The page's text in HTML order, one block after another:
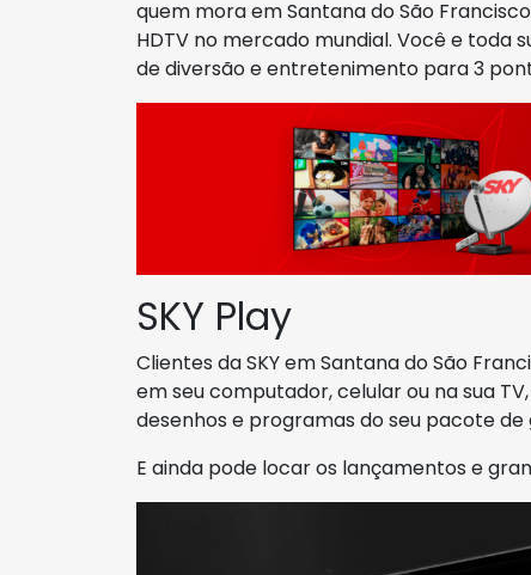
quem mora em Santana do São
HDTV no mercado mundial. Você e
de diversão e entretenimento para 3
SKY Play
Clientes da SKY em Santana do São
em seu computador, celular ou na sua
desenhos e programas do seu pacote de
E ainda pode locar os lançamentos e